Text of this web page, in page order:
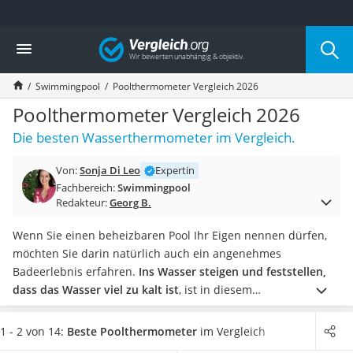
Die beliebtesten Vergleiche nach Kategorie
Baumarkt
Tresor feuerfest
Makita-Akku-Rasenmäher
Kappsäge
Smartes Türschloss
Akku-Rasentrimmer
Split-Klimaanlage 2 Innengeräte
Pelletofen
Tiefbrunnenpumpe
Fliesenschneider
Hochdruckreiniger
Doppelschleifer
Überwachungskamera
Benzinrasenmäher mit Elektrostart
Vergleich
Swimmingpool Poolthermometer Vergleich 2026
Poolthermometer Vergleich 2026
Die besten Wasserthermometer im Vergleich.
Von:Sonja Di Leo
Expertin
Fachbereich:Swimmingpool
Redakteur:Georg B.
Wenn Sie einen beheizbaren Pool Ihr Eigen nennen dürfen,
möchten Sie darin natürlich auch ein angenehmes
Badeerlebnis erfahren. Ins Wasser steigen und feststellen,
dass das Wasser viel zu kalt ist, ist in diesem
Zusammenhang jedoch nicht sonderlich angenehm. Hier
kann ein Poolthermometer Abhilfe schaffen. Wer es
1 - 2 von 14: Beste Poolthermometer im Vergleich